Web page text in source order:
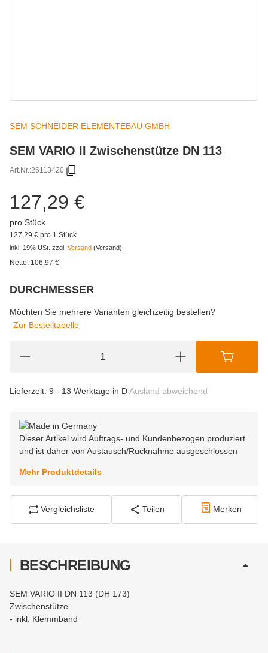
SEM SCHNEIDER ELEMENTEBAU GMBH
SEM VARIO II Zwischenstütze DN 113
Art.Nr.:26113420
127,29 €
pro Stück
127,29 € pro 1 Stück
inkl. 19% USt. zzgl. Versand (Versand)
Netto: 106,97 €
DURCHMESSER
Möchten Sie mehrere Varianten gleichzeitig bestellen?
Zur Bestelltabelle
Lieferzeit: 9 - 13 Werktage in DAusland abweichend
Dieser Artikel wird Auftrags- und Kundenbezogen produziert
und ist daher von Austausch/Rücknahme ausgeschlossen
Mehr Produktdetails
Vergleichsliste Teilen Merken
BESCHREIBUNG
SEM VARIO II DN 113 (DH 173)
Zwischenstütze
- inkl. Klemmband